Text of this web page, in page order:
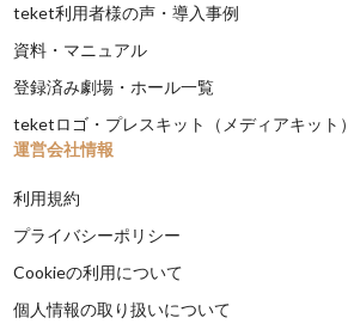
teket利用者様の声・導入事例
資料・マニュアル
登録済み劇場・ホール一覧
teketロゴ・プレスキット（メディアキット）
運営会社情報
利用規約
プライバシーポリシー
Cookieの利用について
個人情報の取り扱いについて